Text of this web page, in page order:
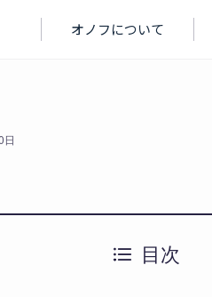
オノフについて
日
目次